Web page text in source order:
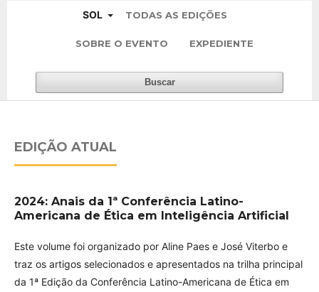
SOL TODAS AS EDIÇÕES
SOBRE O EVENTO EXPEDIENTE
Buscar
EDIÇÃO ATUAL
2024: Anais da 1ª Conferência Latino-
Americana de Ética em Inteligência Artificial
Este volume foi organizado por Aline Paes e José Viterbo e
traz os artigos selecionados e apresentados na trilha principal
da 1ª Edição da Conferência Latino-Americana de Ética em